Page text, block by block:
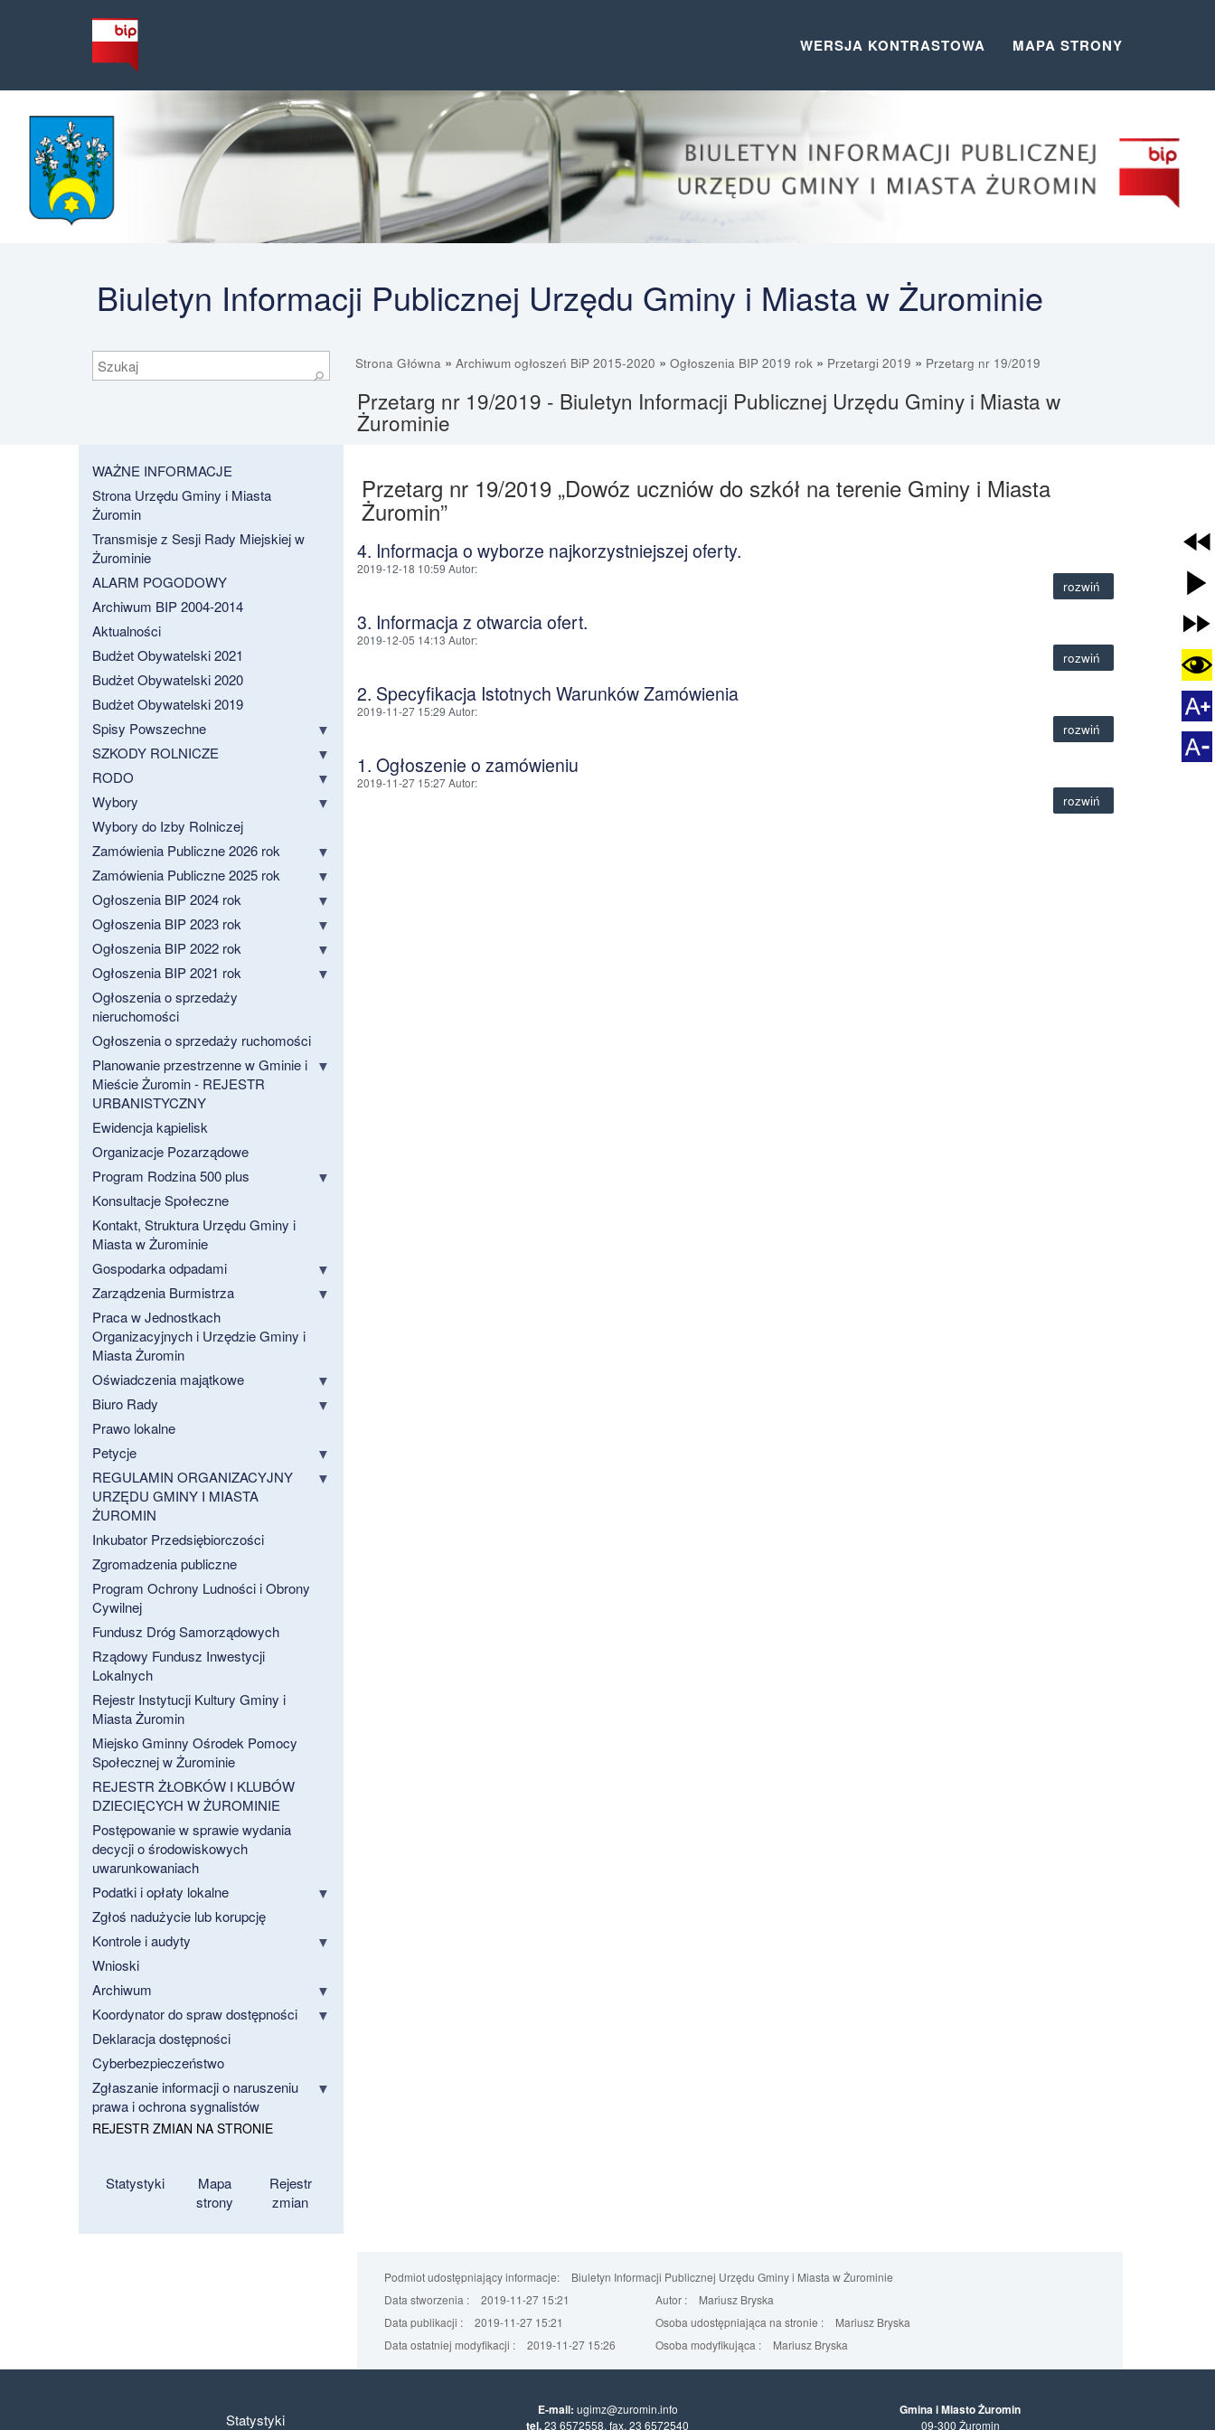
WERSJA KONTRASTOWA MAPA STRONY
Biuletyn Informacji Publicznej Urzędu Gminy i Miasta w Żurominie
Szukaj
⚲
Strona Główna » Archiwum ogłoszeń BiP 2015-2020 » Ogłoszenia BIP 2019 rok » Przetargi 2019 » Przetarg nr 19/2019
Przetarg nr 19/2019 - Biuletyn Informacji Publicznej Urzędu Gminy i Miasta w
Żurominie
WAŻNE INFORMACJE
Strona Urzędu Gminy i Miasta
Żuromin
Transmisje z Sesji Rady Miejskiej w
Żurominie
ALARM POGODOWY
Archiwum BIP 2004-2014
Aktualności
Budżet Obywatelski 2021
Budżet Obywatelski 2020
Budżet Obywatelski 2019
Spisy Powszechne
SZKODY ROLNICZE
RODO
Wybory
Wybory do Izby Rolniczej
Zamówienia Publiczne 2026 rok
Zamówienia Publiczne 2025 rok
Ogłoszenia BIP 2024 rok
Ogłoszenia BIP 2023 rok
Ogłoszenia BIP 2022 rok
Ogłoszenia BIP 2021 rok
Ogłoszenia o sprzedaży
nieruchomości
Ogłoszenia o sprzedaży ruchomości
Planowanie przestrzenne w Gminie i
Mieście Żuromin - REJESTR
URBANISTYCZNY
Ewidencja kąpielisk
Organizacje Pozarządowe
Program Rodzina 500 plus
Konsultacje Społeczne
Kontakt, Struktura Urzędu Gminy i
Miasta w Żurominie
Gospodarka odpadami
Zarządzenia Burmistrza
Praca w Jednostkach
Organizacyjnych i Urzędzie Gminy i
Miasta Żuromin
Oświadczenia majątkowe
Biuro Rady
Prawo lokalne
Petycje
REGULAMIN ORGANIZACYJNY
URZĘDU GMINY I MIASTA
ŻUROMIN
Inkubator Przedsiębiorczości
Zgromadzenia publiczne
Program Ochrony Ludności i Obrony
Cywilnej
Fundusz Dróg Samorządowych
Rządowy Fundusz Inwestycji
Lokalnych
Rejestr Instytucji Kultury Gminy i
Miasta Żuromin
Miejsko Gminny Ośrodek Pomocy
Społecznej w Żurominie
REJESTR ŻŁOBKÓW I KLUBÓW
DZIECIĘCYCH W ŻUROMINIE
Postępowanie w sprawie wydania
decycji o środowiskowych
uwarunkowaniach
Podatki i opłaty lokalne
Zgłoś nadużycie lub korupcję
Kontrole i audyty
Wnioski
Archiwum
Koordynator do spraw dostępności
Deklaracja dostępności
Cyberbezpieczeństwo
Zgłaszanie informacji o naruszeniu
prawa i ochrona sygnalistów
REJESTR ZMIAN NA STRONIE
Statystyki
Mapa
strony
Rejestr
zmian
Przetarg nr 19/2019 „Dowóz uczniów do szkół na terenie Gminy i Miasta
Żuromin”
4. Informacja o wyborze najkorzystniejszej oferty.
2019-12-18 10:59 Autor:
rozwiń
3. Informacja z otwarcia ofert.
2019-12-05 14:13 Autor:
rozwiń
2. Specyfikacja Istotnych Warunków Zamówienia
2019-11-27 15:29 Autor:
rozwiń
1. Ogłoszenie o zamówieniu
2019-11-27 15:27Autor:
rozwiń
Podmiot udostępniający informacje:
Biuletyn Informacji Publicznej Urzędu Gminy i Miasta w Żurominie
Data stworzenia :
2019-11-27 15:21 Autor :
Mariusz Bryska
Data publikacji :
2019-11-27 15:21 Osoba udostępniająca na stronie :
Mariusz Bryska
Data ostatniej modyfikacji :
2019-11-27 15:26 Osoba modyfikująca : Mariusz Bryska
Statystyki
E-mail: ugimz@zuromin.info
tel.23 6572558, fax. 23 6572540
Gmina i Miasto Żuromin
09-300 Żuromin